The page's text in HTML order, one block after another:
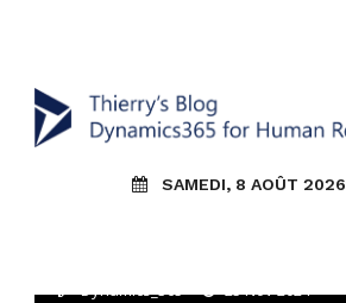
SAMEDI, 8 AOÛT 2026
Core HR
HR (Talent) Général
Prise en Main D365 for Talent
KR – D365FO/HR : Jetez
d’œil à la politique de
Dynamics_365 25 Nov 2024